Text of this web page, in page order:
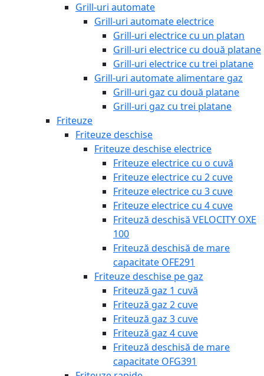
Grill-uri automate
Grill-uri automate electrice
Grill-uri electrice cu un platan
Grill-uri electrice cu două platane
Grill-uri electrice cu trei platane
Grill-uri automate alimentare gaz
Grill-uri gaz cu două platane
Grill-uri gaz cu trei platane
Friteuze
Friteuze deschise
Friteuze deschise electrice
Friteuze electrice cu o cuvă
Friteuze electrice cu 2 cuve
Friteuze electrice cu 3 cuve
Friteuze electrice cu 4 cuve
Friteuză deschisă VELOCITY OXE
100
Friteuză deschisă de mare
capacitate OFE291
Friteuze deschise pe gaz
Friteuză gaz 1 cuvă
Friteuză gaz 2 cuve
Friteuză gaz 3 cuve
Friteuză gaz 4 cuve
Friteuză deschisă de mare
capacitate OFG391